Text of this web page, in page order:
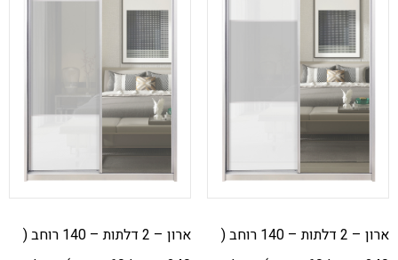
ארון – 2 דלתות – 140 רוחב (
ארון – 2 דלתות – 140 רוחב (